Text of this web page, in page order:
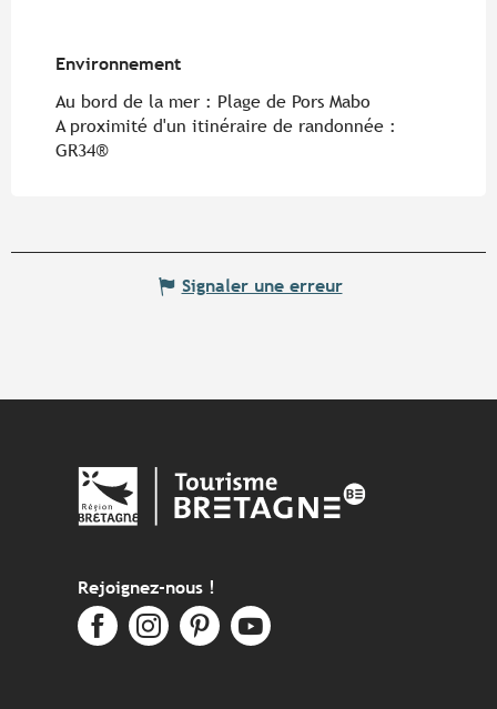
Environnement
Environnement
Au bord de la mer : Plage de Pors Mabo
A proximité d'un itinéraire de randonnée :
GR34®
Signaler une erreur
Rejoignez-nous !